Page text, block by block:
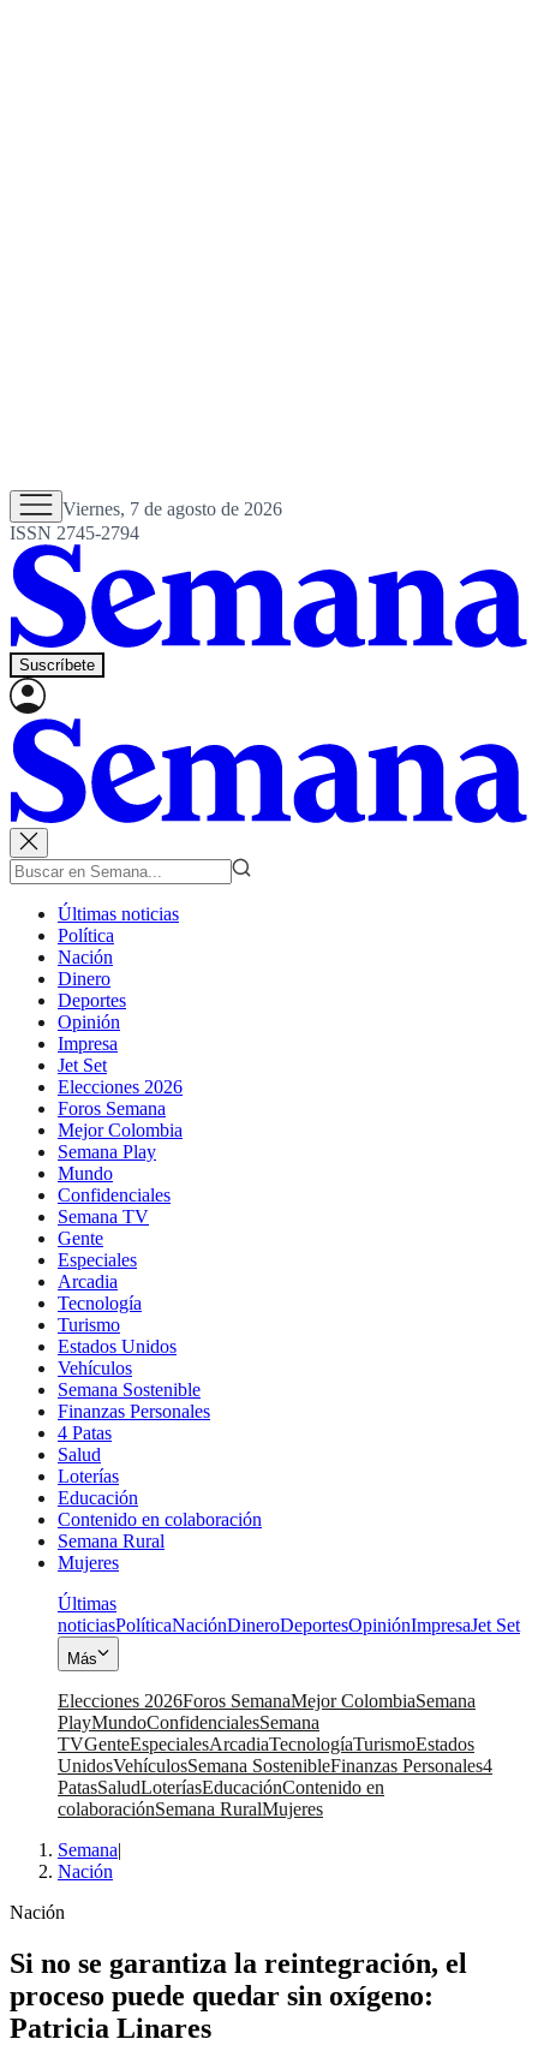
Viernes, 7 de agosto de 2026
ISSN 2745-2794
Suscríbete
Últimas noticias
Política
Nación
Dinero
Deportes
Opinión
Impresa
Jet Set
Elecciones 2026
Foros Semana
Mejor Colombia
Semana Play
Mundo
Confidenciales
Semana TV
Gente
Especiales
Arcadia
Tecnología
Turismo
Estados Unidos
Vehículos
Semana Sostenible
Finanzas Personales
4 Patas
Salud
Loterías
Educación
Contenido en colaboración
Semana Rural
Mujeres
Últimas
noticiasPolíticaNaciónDineroDeportesOpiniónImpresaJet Set
Más
Elecciones 2026Foros SemanaMejor ColombiaSemana
PlayMundoConfidencialesSemana
TVGenteEspecialesArcadiaTecnologíaTurismoEstados
UnidosVehículosSemana SostenibleFinanzas Personales4
PatasSaludLoteríasEducaciónContenido en
colaboraciónSemana RuralMujeres
Semana|
Nación
Nación
Si no se garantiza la reintegración, el
proceso puede quedar sin oxígeno:
Patricia Linares